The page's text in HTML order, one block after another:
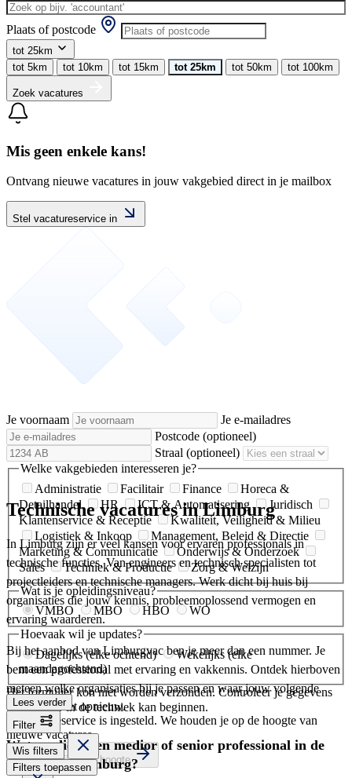
Plaats of postcode
tot 25km
tot 5km
tot 10km tot 15km tot 25km tot 50km tot 100km
Zoek vacatures
Mis geen enkele kans!
Ontvang nieuwe vacatures in jouw vakgebied direct in je mailbox
Stel vacatureservice in
Je voornaam
Je e-mailadres
Postcode (optioneel)
Straal (optioneel)
Welke vakgebieden interesseren je?
Administratie
Facilitair Finance
Horeca &
Detailhandel
HR ICT & Automatisering
Juridisch
Klantenservice & Receptie
Kwaliteit, Veiligheid & Milieu
Logistiek & Inkoop
Management, Beleid & Directie
Marketing & Communicatie
Onderwijs & Onderzoek
Sales
Techniek & Productie
Zorg & Welzijn
Wat is je opleidingsniveau?
VMBO
MBO HBO
WO
Hoevaak wil je updates?
Dagelijks (elke ochtend)
Wekelijks (elke
maandagochtend)
Het formulier kon niet worden verzonden. Controleer je gegevens
en probeer het opnieuw.
Je vacatureservice is ingesteld. We houden je op de hoogte van
nieuwe vacatures.
Ja, houd mij op de hoogte
Technische vacatures in Limburg
In Limburg zijn er veel kansen voor ervaren professionals in
technische functies. Van engineers en technisch specialisten tot
projectleiders en technische managers. Werk dicht bij huis bij
organisaties die jouw kennis, probleemoplossend vermogen en
ervaring waarderen.
Bij het aanbod van Limburgvac ben je meer dan een nummer. Je
bent een professional met ervaring en vakkennis. Ontdek hierboven
meteen welke organisaties bij je passen en waar jouw volgende
carrièrestap in de techniek kan beginnen.
Wat verdient een medior of senior professional in de
techniek in Limburg?
Lees verder
Filter
Wis filters
Filters toepassen